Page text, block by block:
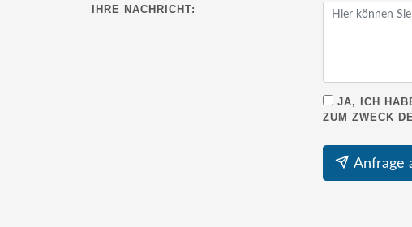
IHRE NACHRICHT:
JA, ICH
ZUM ZWECK
Anfrage